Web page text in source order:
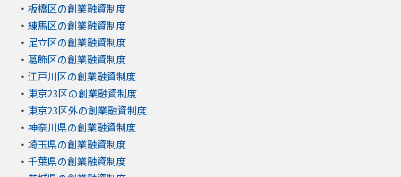
・ 板橋区の創業融資制度
・ 練馬区の創業融資制度
・ 足立区の創業融資制度
・ 葛飾区の創業融資制度
・ 江戸川区の創業融資制度
・ 東京23区の創業融資制度
・ 東京23区外の創業融資制度
・ 神奈川県の創業融資制度
・ 埼玉県の創業融資制度
・ 千葉県の創業融資制度